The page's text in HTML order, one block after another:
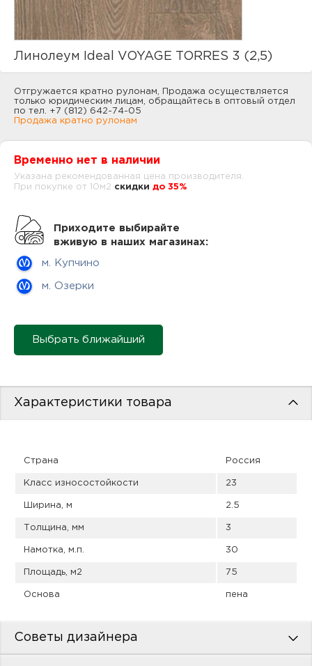
Линолеум Ideal VOYAGE TORRES 3 (2,5)
Отгружается кратно рулонам, Продажа осуществляется
только юридическим лицам, обращайтесь в оптовый отдел
по тел. +7 (812) 642-74-05
Продажа кратно рулонам
Временно нет в наличии
Указана рекомендованная цена производителя.
При покупке от 10м2 cкидки до 35%
Приходите выбирайте
вживую в наших магазинах:
м. Купчино
м. Озерки
Выбрать ближайший
Характеристики товара
Страна Россия
Класс износостойкости 23
Ширина, м 2.5
Толщина, мм 3
Намотка, м.п. 30
Площадь, м2 75
Основа пена
Советы дизайнера